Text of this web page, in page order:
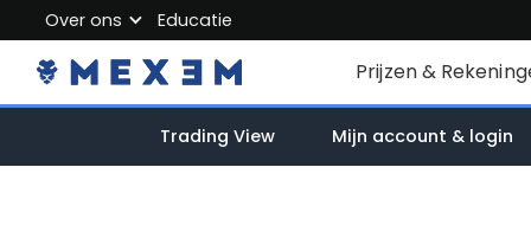
Prijzen &
Particuliere
Over ons
About MEXEM
Partner Program
Educatie
Trading View Mijn account & login